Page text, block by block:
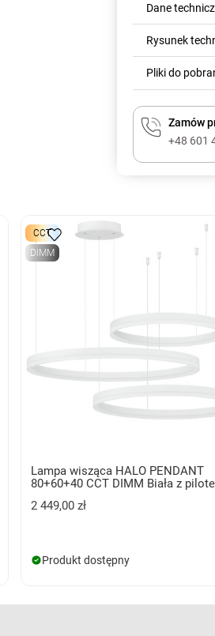
Dane
Rysunek
Pliki do
Zamów
+48 601
CCT
DIMM
Lampa wisząca HALO PENDANT
80+60+40 CCT DIMM Biała z
2 449,00 zł
Produkt dostępny